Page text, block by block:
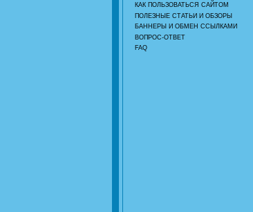
КАК ПОЛЬЗОВАТЬСЯ САЙТОМ
ПОЛЕЗНЫЕ СТАТЬИ И ОБЗОРЫ
БАННЕРЫ И ОБМЕН ССЫЛКАМИ
ВОПРОС-ОТВЕТ
FAQ